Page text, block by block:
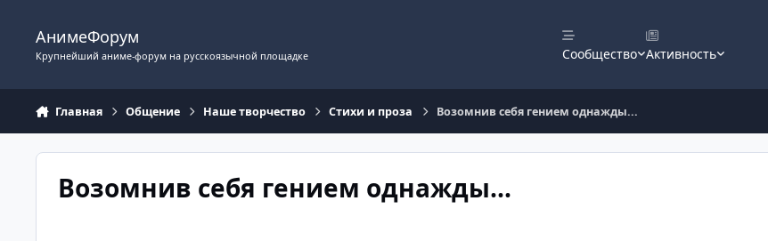
АнимеФорум
Крупнейший аниме-форум на русскоязычной площадке Сообщество Активность
Главная Общение Наше творчество Стихи и проза Возомнив себя гением однажды...
Возомнив себя гением однажды...